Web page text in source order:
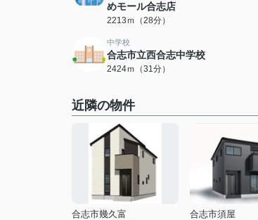
めモール合志店
2213ｍ（28分）
中学校
合志市立西合志中学校
2424ｍ（31分）
近隣の物件
合志市幾久富
合志市須屋